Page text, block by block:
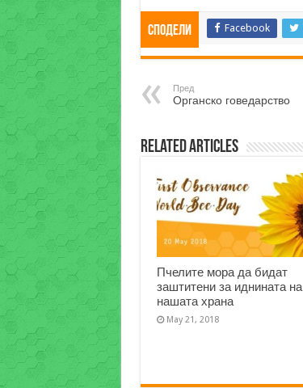
Сподели Facebook
Пред
Органско говедарство
Related Articles
Пчелите мора да бидат
заштитени за иднината на
нашата храна
May 21, 2018